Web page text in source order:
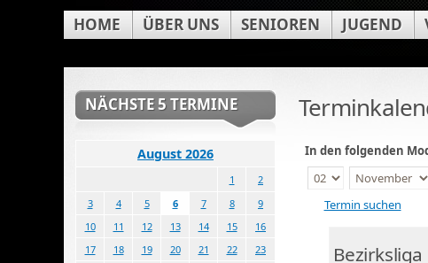
HOME ÜBER UNS SENIOREN JUGEND
In den folgenden
Termin suchen
Bezirksliga
NÄCHSTE 5 TERMINE
August 2026
1
2
3
4 5 6 7 8
9
10
11 12 13 14 15
16
17
18 19 20 21 22
23